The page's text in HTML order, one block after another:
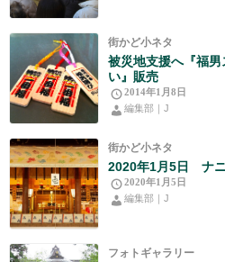
街かど小ネタ
被災地支援へ『福
い』販売
2014年1月8日
編集部｜J
街かど小ネタ
2020年1月5日 ナニ
2020年1月5日
編集部｜J
フォトギャラリー